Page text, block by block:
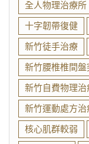
全人物理治療所
十字韌帶復健
新竹徒手治療
新竹腰椎椎間
新竹自費物理治
新竹運動處方治
核心肌群較弱